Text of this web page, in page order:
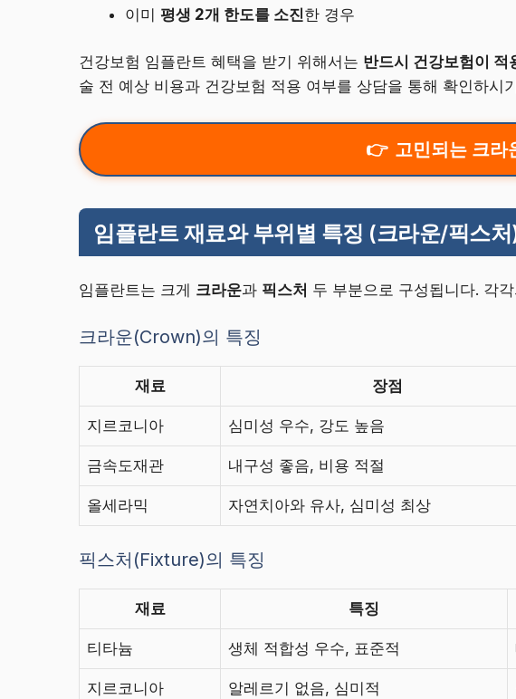
이미 평생 2개 한도를 소진한 경우
건강보험 임플란트 혜택을 받기 위해서는 반드시 건강보험이 적
술 전 예상 비용과 건강보험 적용 여부를 상담을 통해 확인하시
고민되는 크라
임플란트 재료와 부위별 특징 (크라운/픽스처
임플란트는 크게 크라운과 픽스처 두 부분으로 구성됩니다. 각
크라운(Crown)의 특징
재료 장점
지르코니아 심미성 우수, 강도 높음
금속도재관 내구성 좋음, 비용 적절
올세라믹 자연치아와 유사, 심미성 최상
픽스처(Fixture)의 특징
재료 특징
티타늄 생체 적합성 우수, 표준적
지르코니아 알레르기 없음, 심미적